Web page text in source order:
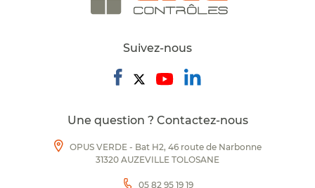
Suivez-nous
Une question ? Contactez-nous
OPUS VERDE - Bat H2, 46 route de Narbonne
31320 AUZEVILLE TOLOSANE
05 82 95 19 19